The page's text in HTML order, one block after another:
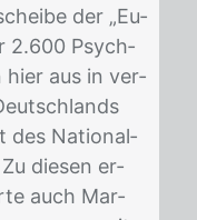
der „Eu­
2.600 Psych­
hier aus in ver­
des Na­tio­nal­
die­sen er­
auch Mar­